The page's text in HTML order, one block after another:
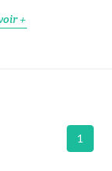
+
1